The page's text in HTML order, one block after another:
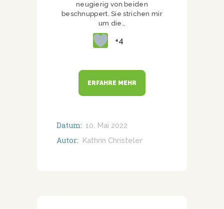
neugierig von beiden
beschnuppert. Sie strichen mir
um die…
+4
ERFAHRE MEHR
Datum: 10. Mai 2022
Autor: Kathrin Christeler